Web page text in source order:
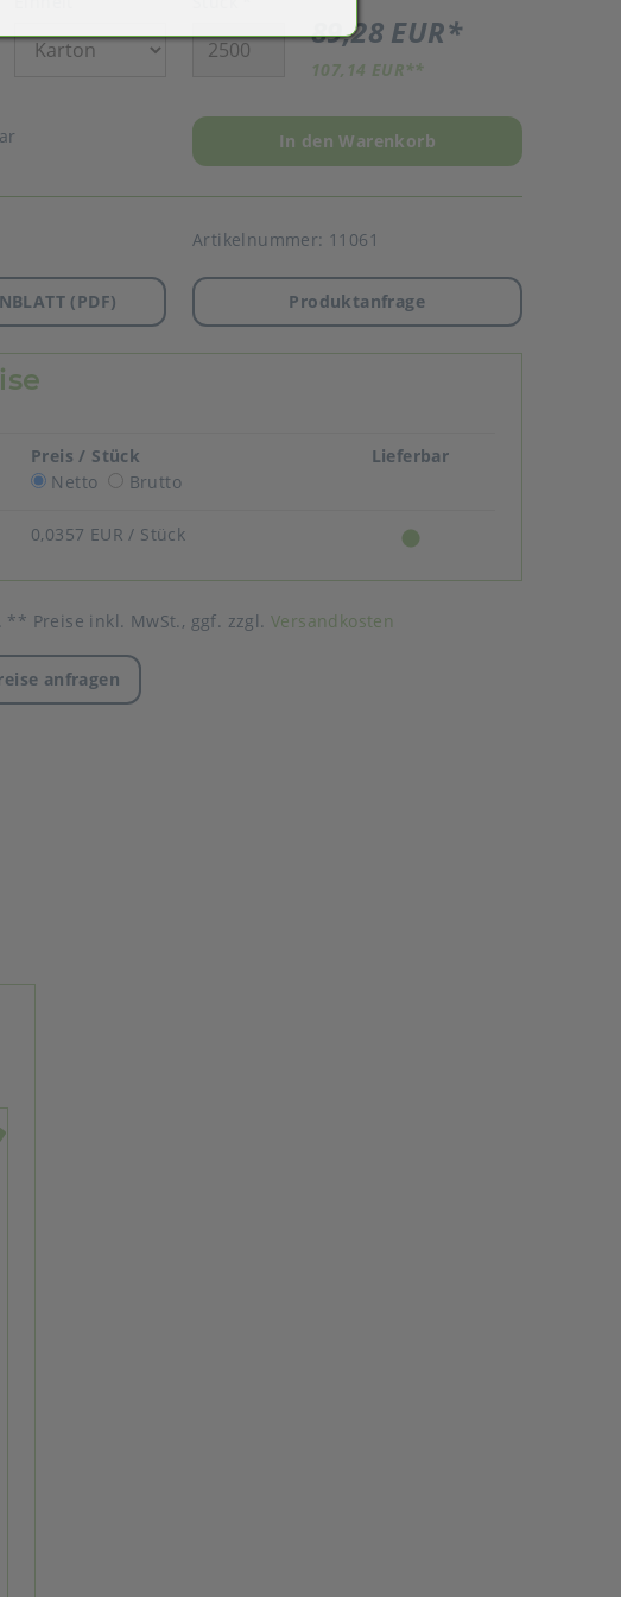
89,28 EUR*
107,14 EUR**
In den Warenkorb
Artikelnummer: 11061
(PDF) Produktanfrage
Preis / Stück
Netto
Brutto
Lieferbar
0,0357 EUR / Stück
** Preise inkl. MwSt., ggf. zzgl. Versandkosten
anfragen